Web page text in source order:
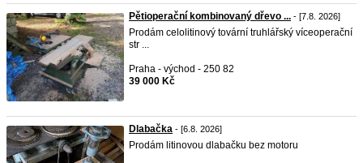
Pětioperační kombinovaný dřevo ... - [7.8. 2026]
Prodám celolitinový tovární truhlářský víceoperační
str ...
Praha - východ - 250 82
39 000 Kč
Dlabačka - [6.8. 2026]
Prodám litinovou dlabačku bez motoru